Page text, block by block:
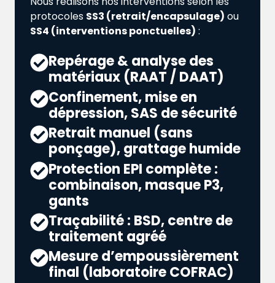
protocoles SS3 (retrait/encapsulage) ou
SS4 (interventions ponctuelles) :
Repérage & analyse des
matériaux (RAAT / DAAT)
Confinement, mise en
dépression, SAS de sécurité
Retrait manuel (sans
ponçage), grattage humide
Protection EPI complète :
combinaison, masque P3,
gants
Traçabilité : BSD, centre de
traitement agréé
Mesure d’empoussièrement
final (laboratoire COFRAC)